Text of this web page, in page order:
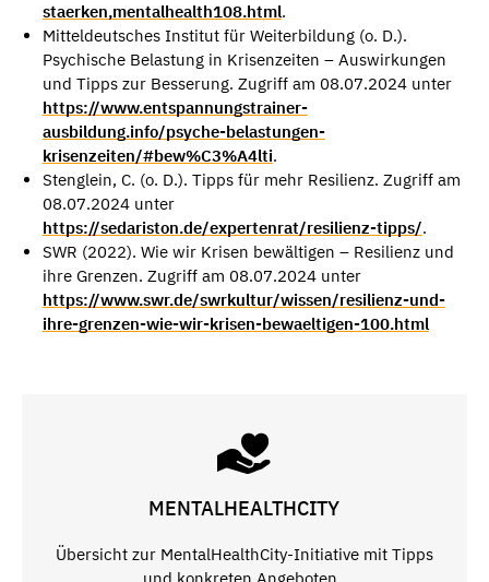
staerken,mentalhealth108.html.
Mitteldeutsches Institut für Weiterbildung (o. D.).
Psychische Belastung in Krisenzeiten – Auswirkungen
und Tipps zur Besserung. Zugriff am 08.07.2024 unter
https://www.entspannungstrainer-
ausbildung.info/psyche-belastungen-
krisenzeiten/#bew%C3%A4lti.
Stenglein, C. (o. D.). Tipps für mehr Resilienz. Zugriff am
08.07.2024 unter
https://sedariston.de/expertenrat/resilienz-tipps/.
SWR (2022). Wie wir Krisen bewältigen – Resilienz und
ihre Grenzen. Zugriff am 08.07.2024 unter
https://www.swr.de/swrkultur/wissen/resilienz-und-
ihre-grenzen-wie-wir-krisen-bewaeltigen-100.html
MENTALHEALTHCITY
Übersicht zur MentalHealthCity-Initiative mit Tipps